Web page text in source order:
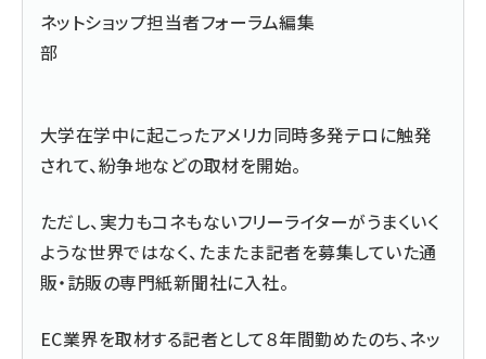
ネットショップ担当者フォーラム編集
部
大学在学中に起こったアメリカ同時多発テロに触発
されて、紛争地などの取材を開始。
ただし、実力もコネもないフリーライターがうまくいく
ような世界ではなく、たまたま記者を募集していた通
販・訪販の専門紙新聞社に入社。
EC業界を取材する記者として８年間勤めたのち、ネッ